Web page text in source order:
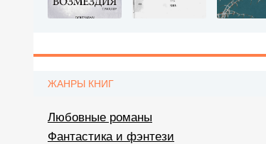
ЖАНРЫ КНИГ
Любовные романы
Фантастика и фэнтези